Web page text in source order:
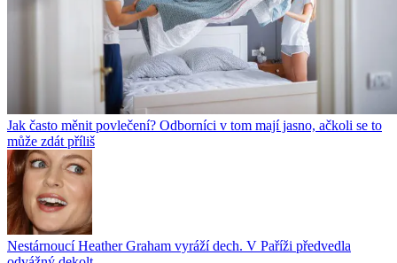
Jak často měnit povlečení? Odborníci v tom mají jasno, ačkoli se to
může zdát příliš
Nestárnoucí Heather Graham vyráží dech. V Paříži předvedla